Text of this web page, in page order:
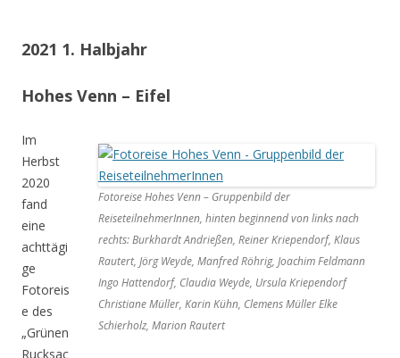
2021 1. Halbjahr
Hohes Venn – Eifel
Fotoreise Hohes Venn – Gruppenbild der
ReiseteilnehmerInnen, hinten beginnend von links nach
rechts: Burkhardt Andrießen, Reiner Kriependorf, Klaus
Rautert, Jörg Weyde, Manfred Röhrig, Joachim Feldmann
Ingo Hattendorf, Claudia Weyde, Ursula Kriependorf
Christiane Müller, Karin Kühn, Clemens Müller Elke
Schierholz, Marion Rautert
Im
Herbst
2020
fand
eine
achttägi
ge
Fotoreis
e des
„Grünen
Rucksac